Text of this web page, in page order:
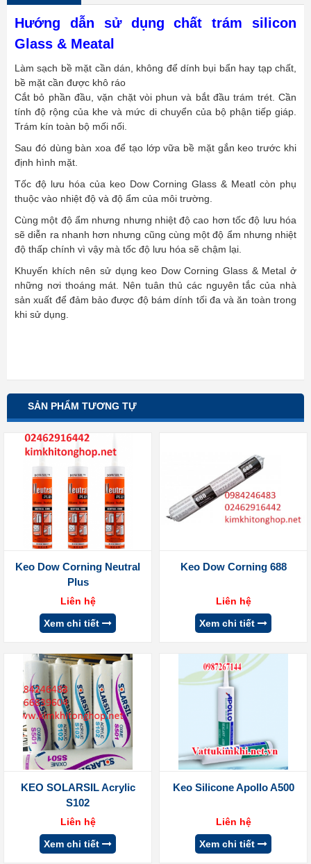
Hướng dẫn sử dụng chất trám silicon
Glass & Meatal
Làm sạch bề mặt cần dán, không để dính bụi bẩn hay tạp chất,
bề mặt cần được khô ráo
Cắt bỏ phần đầu, vặn chặt vòi phun và bắt đầu trám trét. Cần
tính độ rộng của khe và mức di chuyển của bộ phận tiếp giáp.
Trám kín toàn bộ mối nối.
Sau đó dùng bàn xoa để tạo lớp vữa bề mặt gắn keo trước khi
định hình mặt.
Tốc độ lưu hóa của keo Dow Corning Glass & Meatl còn phụ
thuộc vào nhiệt độ và độ ẩm của môi trường.
Cùng một độ ẩm nhưng nhưng nhiệt độ cao hơn tốc độ lưu hóa
sẽ diễn ra nhanh hơn nhưng cũng cùng một độ ẩm nhưng nhiệt
độ thấp chính vì vậy mà tốc độ lưu hóa sẽ chậm lại.
Khuyến khích nên sử dụng keo Dow Corning Glass & Metal ở
những nơi thoáng mát. Nên tuân thủ các nguyên tắc của nhà
sản xuất để đảm bảo được độ bám dính tối đa và ăn toàn trong
khi sử dụng.
SẢN PHẨM TƯƠNG TỰ
Keo Dow Corning Neutral
Plus
Liên hệ
Xem chi tiết
Keo Dow Corning 688
Liên hệ
Xem chi tiết
KEO SOLARSIL Acrylic
S102
Liên hệ
Xem chi tiết
Keo Silicone Apollo A500
Liên hệ
Xem chi tiết